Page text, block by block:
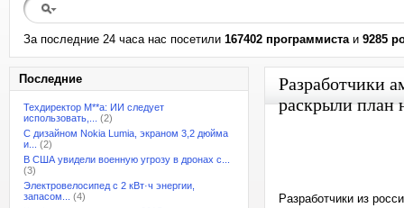
За последние 24 часа нас посетили 167402 программистаи 9285
Последние
Техдиректор M**a: ИИ следует
использовать,...
(2)
С дизайном Nokia Lumia, экраном 3,2 дюйма
и...
(2)
В США увидели военную угрозу в дронах с...
(3)
Электровелосипед с 2 кВт·ч энергии,
запасом...
(4)
Разработчики
раскрыли план
Разработчики из